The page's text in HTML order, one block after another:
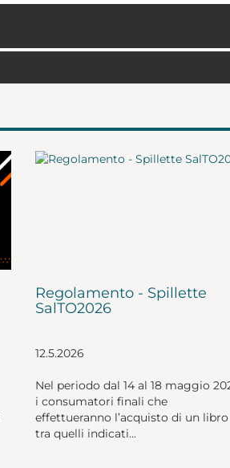
Regolamento - Spillette
SalTO2026
12.5.2026
Nel periodo dal 14 al 18 maggio
i consumatori finali che
effettueranno l’acquisto di un libro
tra quelli indicati...